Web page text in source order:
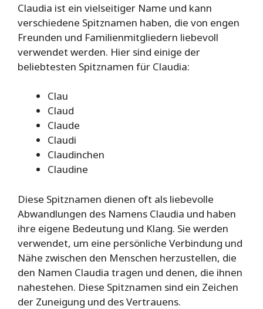
Claudia ist ein vielseitiger Name und kann
verschiedene Spitznamen haben, die von engen
Freunden und Familienmitgliedern liebevoll
verwendet werden. Hier sind einige der
beliebtesten Spitznamen für Claudia:
Clau
Claud
Claude
Claudi
Claudinchen
Claudine
Diese Spitznamen dienen oft als liebevolle
Abwandlungen des Namens Claudia und haben
ihre eigene Bedeutung und Klang. Sie werden
verwendet, um eine persönliche Verbindung und
Nähe zwischen den Menschen herzustellen, die
den Namen Claudia tragen und denen, die ihnen
nahestehen. Diese Spitznamen sind ein Zeichen
der Zuneigung und des Vertrauens.